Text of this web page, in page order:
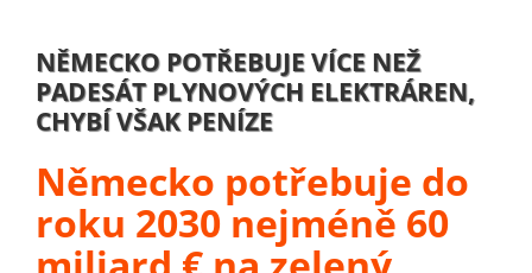
NĚMECKO POTŘEBUJE VÍCE NEŽ
PADESÁT PLYNOVÝCH ELEKTRÁREN,
CHYBÍ VŠAK PENÍZE
Německo potřebuje do
roku 2030 nejméně 60